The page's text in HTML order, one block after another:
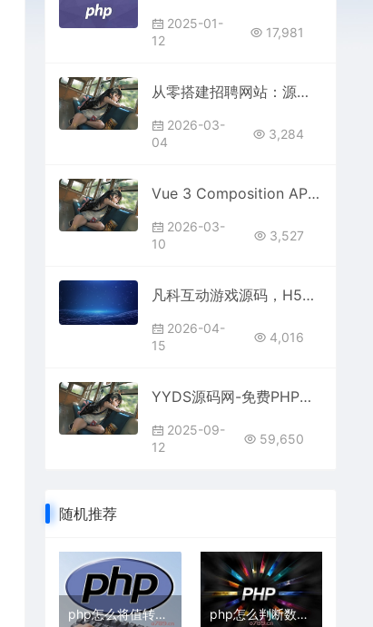
2025-01-
12
17,981
从零搭建招聘网站：源码选型、部署流程与运营优化方案
2026-03-
04
3,284
Vue 3 Composition API 中生命周期钩子的调用指南
2026-03-
10
3,527
凡科互动游戏源码，H5营销小游戏，支持自定义奖品与分享
2026-04-
15
4,016
YYDS源码网-免费PHP网站源码模板,插件代码开源分享平台!
2025-09-
12
59,650
随机推荐
php怎么将值转为整数型 php怎么判断数组里面是否存在某元素